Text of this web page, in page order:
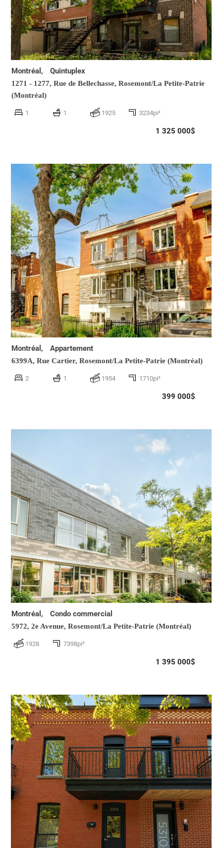
Montréal, Quintuplex
1271 - 1277, Rue de Bellechasse, Rosemont/La Petite-Patrie
(Montréal)
1 1 1925 3234pi²
1 325 000$
Montréal, Appartement
6399A, Rue Cartier, Rosemont/La Petite-Patrie (Montréal)
2 1 1954 1710pi²
399 000$
Montréal, Condo commercial
5972, 2e Avenue, Rosemont/La Petite-Patrie (Montréal)
1928 7398pi²
1 395 000$